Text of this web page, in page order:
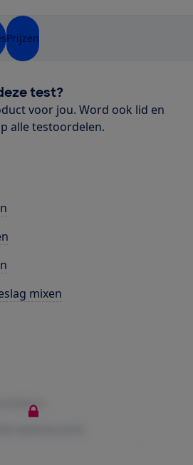
Prijzen
test?
voor jou. Word ook lid en
alle testoordelen.
mixen